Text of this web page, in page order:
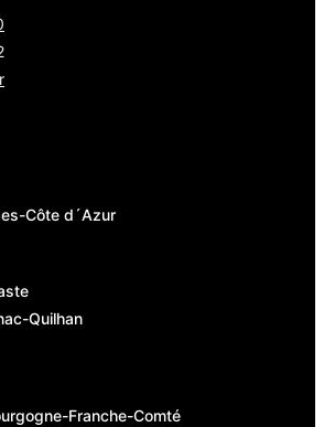
Côte d´Azur
Quilhan
Franche-Comté